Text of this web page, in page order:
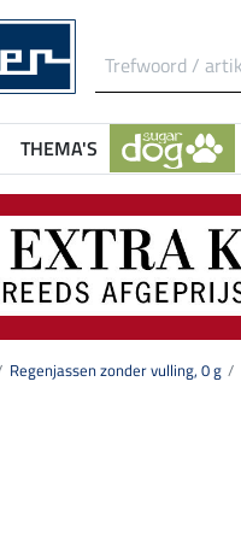
THEMA'S
Regenjassen zonder vulling, 0 g